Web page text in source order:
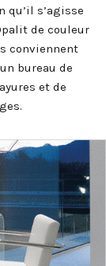
qu’il s’agisse
de couleur
conviennent
bureau de
et de